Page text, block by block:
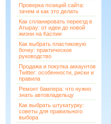
Проверка позиций сайта:
зачем и как это делать
Как спланировать переезд в
Атырау: от идеи до новой
жизни на Каспии
Как выбрать пластиковую
бочку: практическое
руководство
Продажа и покупка аккаунтов
Twitter: особенности, риски и
правила
Ремонт бампера: что нужно
знать автовладельцу
Как выбрать штукатурку:
советы для правильного
выбора